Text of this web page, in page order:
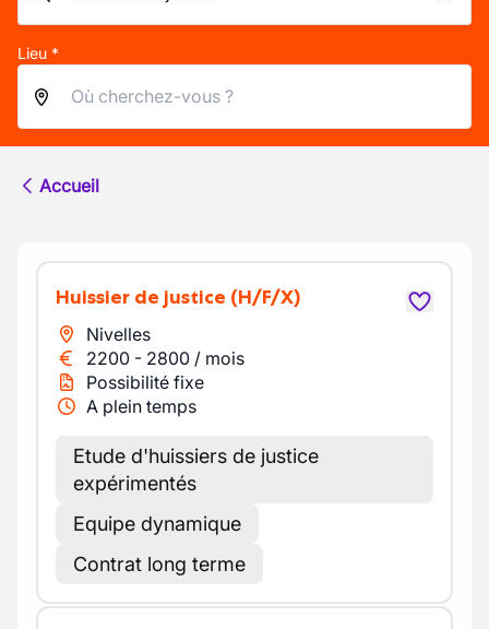
Lieu *
Accueil
Huissier de justice (H/F/X)
Nivelles
2200 - 2800 / mois
Possibilité fixe
A plein temps
Etude d'huissiers de justice
expérimentés
Equipe dynamique
Contrat long terme